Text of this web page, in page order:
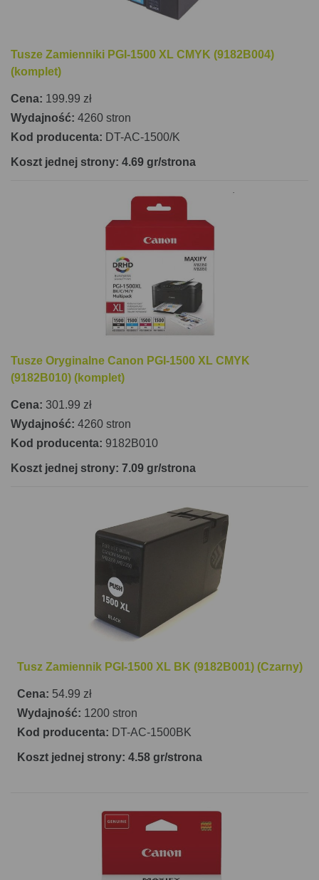
Tusze Zamienniki PGI-1500 XL CMYK (9182B004)
(komplet)
Cena: 199.99 zł
Wydajność: 4260 stron
Kod producenta: DT-AC-1500/K
Koszt jednej strony: 4.69 gr/strona
Tusze Oryginalne Canon PGI-1500 XL CMYK
(9182B010) (komplet)
Cena: 301.99 zł
Wydajność: 4260 stron
Kod producenta: 9182B010
Koszt jednej strony: 7.09 gr/strona
Tusz Zamiennik PGI-1500 XL BK (9182B001) (Czarny)
Cena: 54.99 zł
Wydajność: 1200 stron
Kod producenta: DT-AC-1500BK
Koszt jednej strony: 4.58 gr/strona